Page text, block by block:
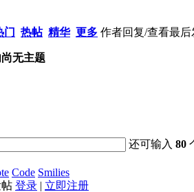
门 热帖 精华 更多 作者回复/查看最后
无主题
还可输入80
Code Smilies
登录 | 立即注册